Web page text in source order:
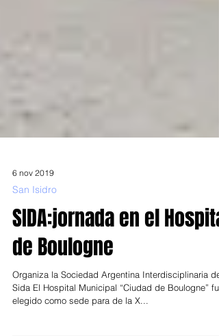
6 nov 2019
San Isidro
SIDA:jornada en el Hospital
de Boulogne
Organiza la Sociedad Argentina Interdisciplinaria de
Sida El Hospital Municipal “Ciudad de Boulogne” fue